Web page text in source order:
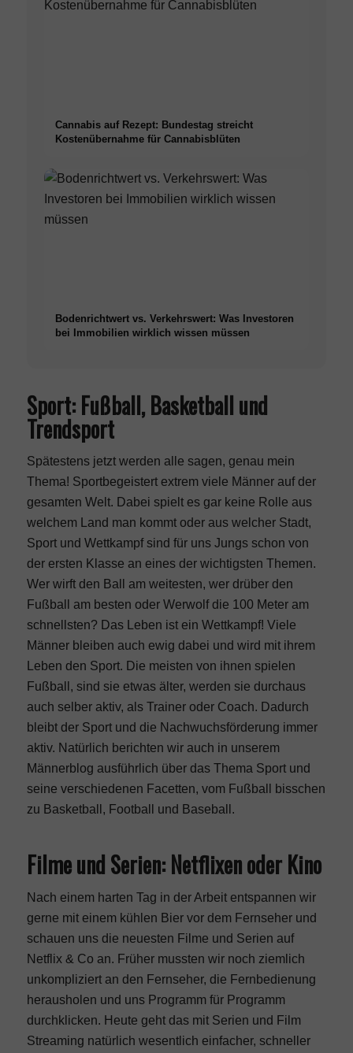
Cannabis auf Rezept: Bundestag streicht
Kostenübernahme für Cannabisblüten
Bodenrichtwert vs. Verkehrswert: Was Investoren
bei Immobilien wirklich wissen müssen
Sport: Fußball, Basketball und
Trendsport
Spätestens jetzt werden alle sagen, genau mein
Thema! Sportbegeistert extrem viele Männer auf der
gesamten Welt. Dabei spielt es gar keine Rolle aus
welchem Land man kommt oder aus welcher Stadt,
Sport und Wettkampf sind für uns Jungs schon von
der ersten Klasse an eines der wichtigsten Themen.
Wer wirft den Ball am weitesten, wer drüber den
Fußball am besten oder Werwolf die 100 Meter am
schnellsten? Das Leben ist ein Wettkampf! Viele
Männer bleiben auch ewig dabei und wird mit ihrem
Leben den Sport. Die meisten von ihnen spielen
Fußball, sind sie etwas älter, werden sie durchaus
auch selber aktiv, als Trainer oder Coach. Dadurch
bleibt der Sport und die Nachwuchsförderung immer
aktiv. Natürlich berichten wir auch in unserem
Männerblog ausführlich über das Thema Sport und
seine verschiedenen Facetten, vom Fußball bisschen
zu Basketball, Football und Baseball.
Filme und Serien: Netflixen oder Kino
Nach einem harten Tag in der Arbeit entspannen wir
gerne mit einem kühlen Bier vor dem Fernseher und
schauen uns die neuesten Filme und Serien auf
Netflix & Co an. Früher mussten wir noch ziemlich
unkompliziert an den Fernseher, die Fernbedienung
herausholen und uns Programm für Programm
durchklicken. Heute geht das mit Serien und Film
Streaming natürlich wesentlich einfacher, schneller